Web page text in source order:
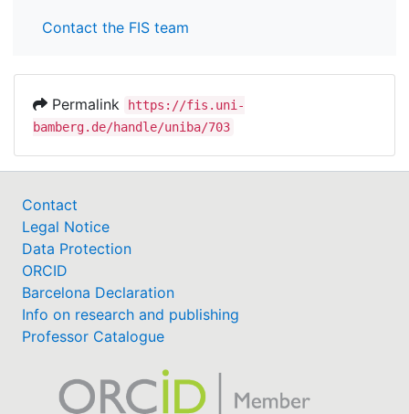
Contact the FIS team
Permalink
https://fis.uni-
bamberg.de/handle/uniba/703
Contact
Legal Notice
Data Protection
ORCID
Barcelona Declaration
Info on research and publishing
Professor Catalogue